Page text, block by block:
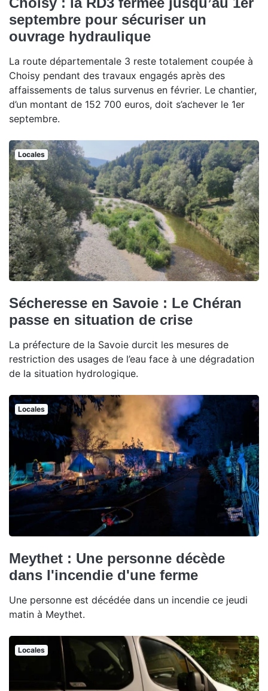
septembre pour sécuriser un
ouvrage hydraulique
La route départementale 3 reste totalement coupée à
Choisy pendant des travaux engagés après des
affaissements de talus survenus en février. Le chantier,
d’un montant de 152 700 euros, doit s’achever le 1er
septembre.
Locales
Sécheresse en Savoie : Le Chéran
passe en situation de crise
La préfecture de la Savoie durcit les mesures de
restriction des usages de l’eau face à une dégradation
de la situation hydrologique.
Locales
Meythet : Une personne décède
dans l'incendie d'une ferme
Une personne est décédée dans un incendie ce jeudi
matin à Meythet.
Locales